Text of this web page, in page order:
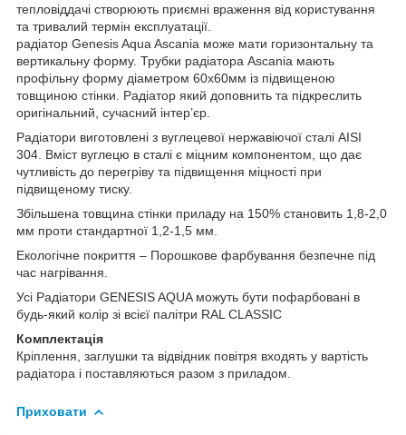
тепловіддачі створюють приємні враження від користування
та тривалий термін експлуатації.
радіатор Genesis Aqua Ascania може мати горизонтальну та
вертикальну форму. Трубки радіатора Ascania мають
профільну форму діаметром 60х60мм із підвищеною
товщиною стінки. Радіатор який доповнить та підкреслить
оригінальний, сучасний інтер’єр.
Радіатори виготовлені з вуглецевої нержавіючої сталі AISI
304. Вміст вуглецю в сталі є міцним компонентом, що дає
чутливість до перегріву та підвищення міцності при
підвищеному тиску.
Збільшена товщина стінки приладу на 150% становить 1,8-2,0
мм проти стандартної 1,2-1,5 мм.
Екологічне покриття – Порошкове фарбування безпечне під
час нагрівання.
Усі Радіатори GENESIS AQUA можуть бути пофарбовані в
будь-який колір зі всієї палітри RAL CLASSIC
Комплектація
Кріплення, заглушки та відвідник повітря входять у вартість
радіатора і поставляються разом з приладом.
Приховати